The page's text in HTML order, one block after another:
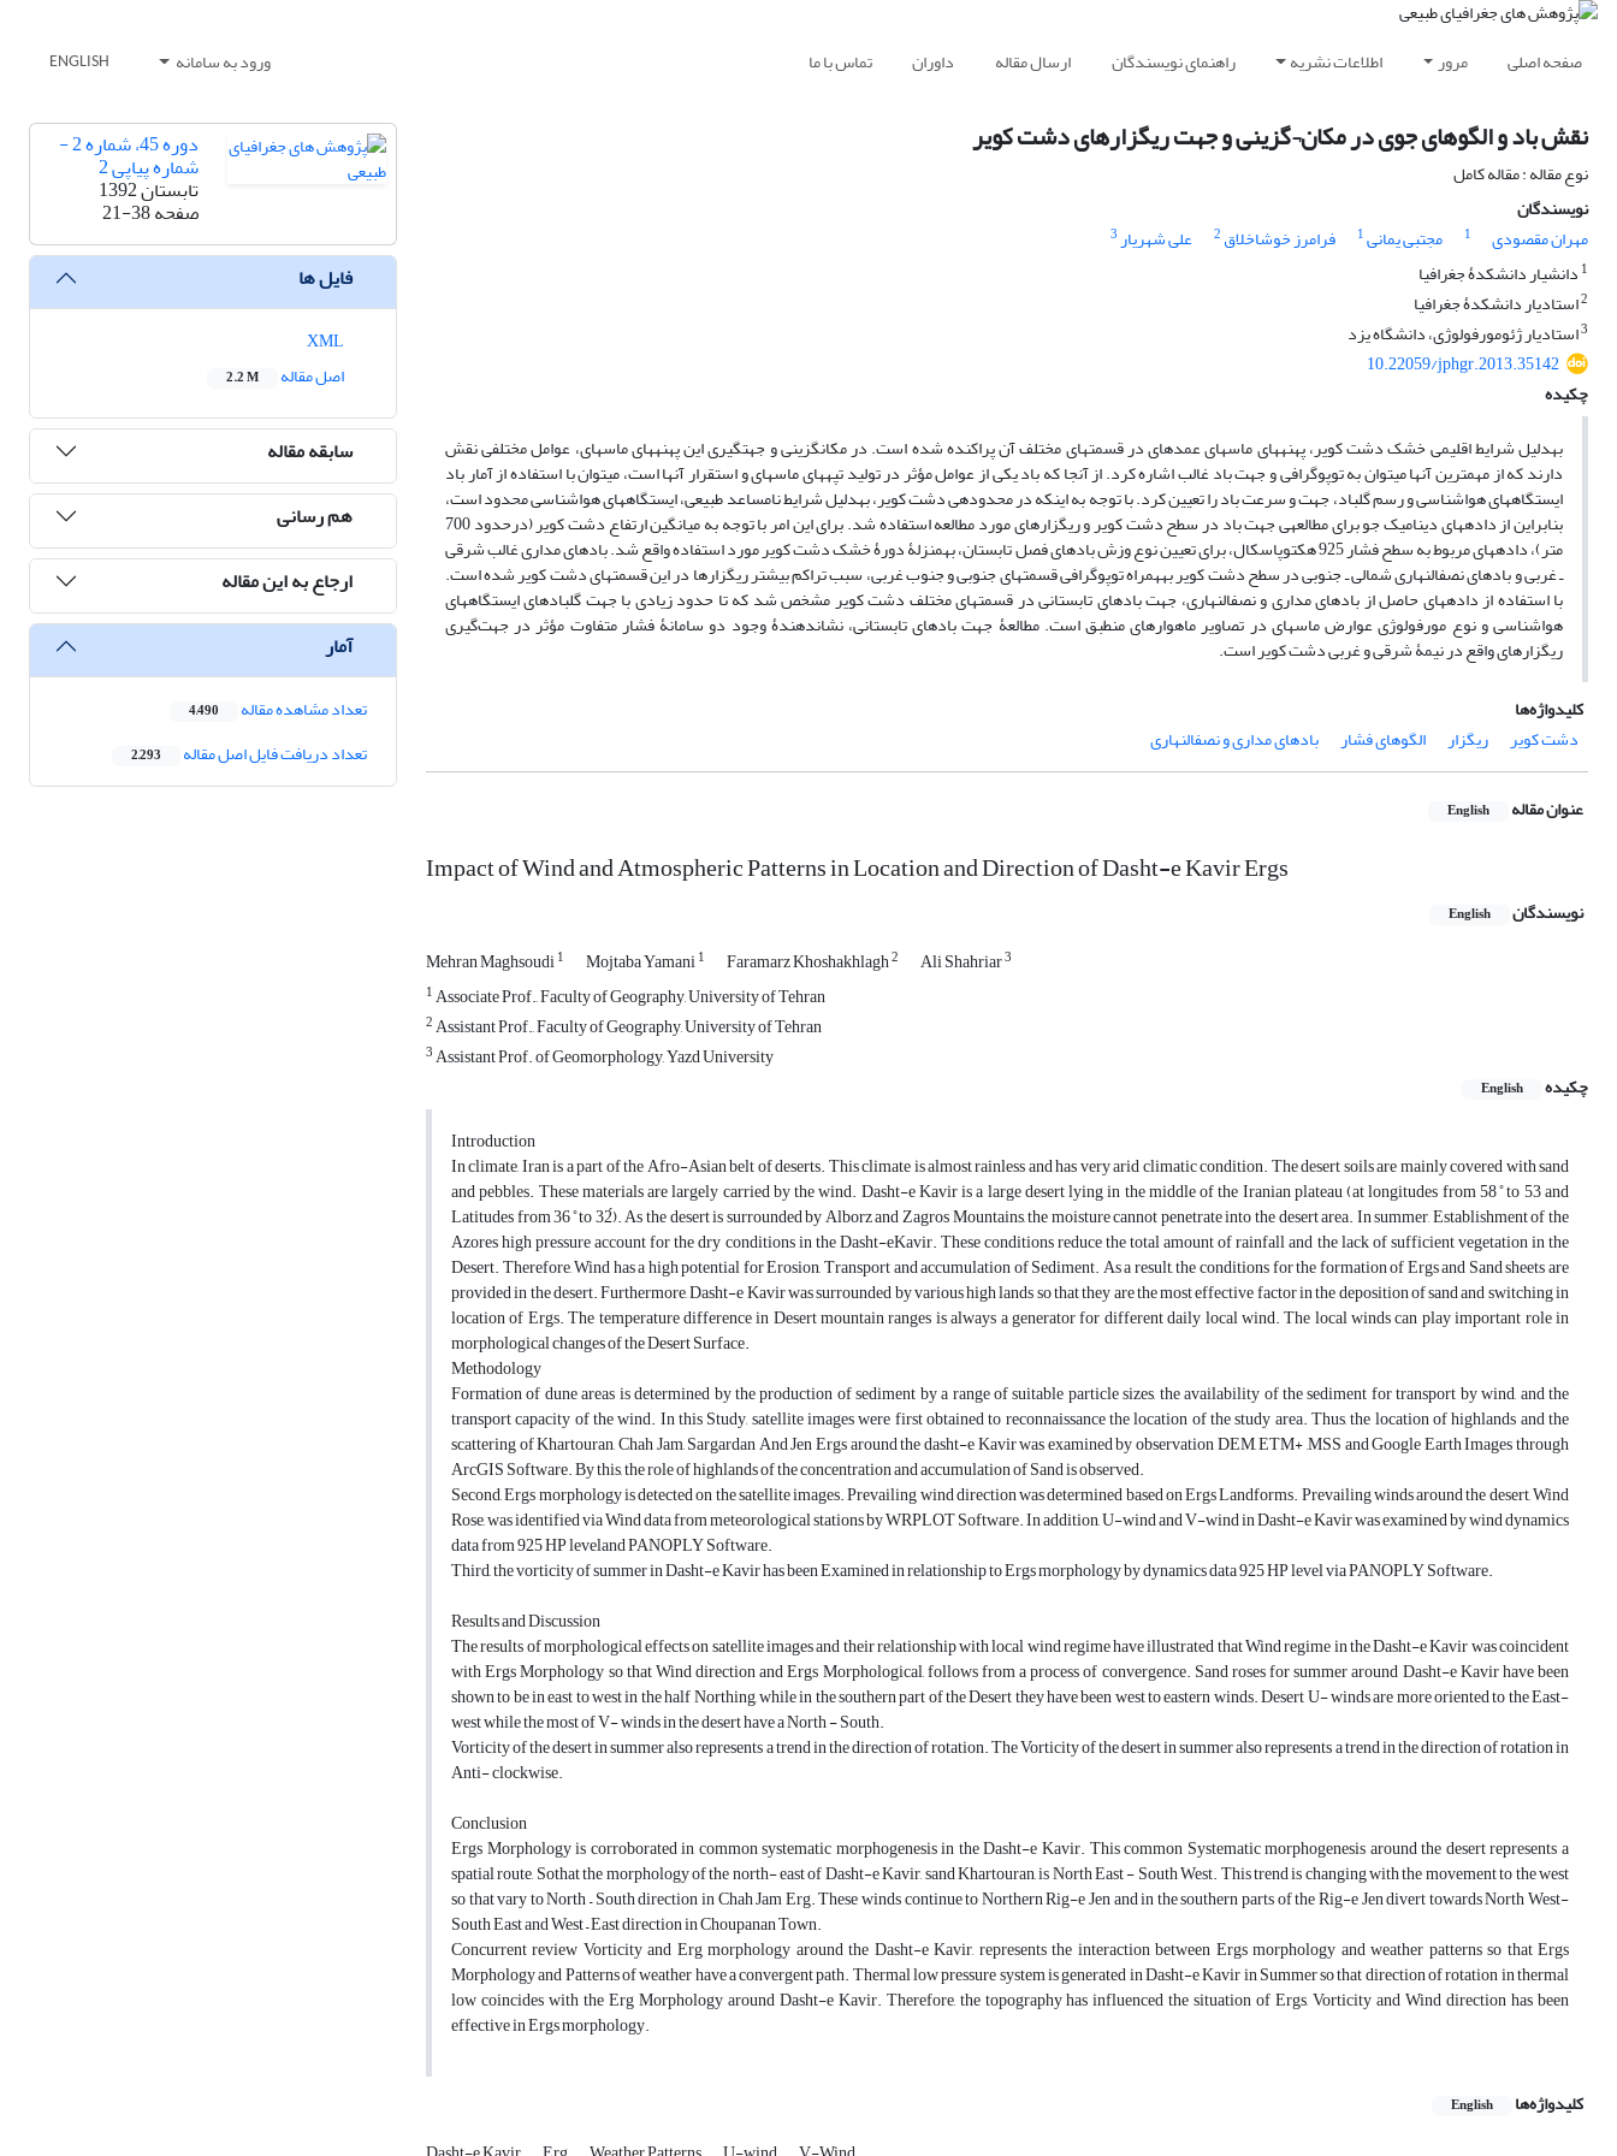
صفحه اصلی مرور اطلاعات نشریه راهنمای نویسندگان ارسال مقاله داوران تماس با ما ورود به سامانه ENGLISH
نقش باد و الگوهای جوی در مکان¬گزینی و جهت ریگزارهای دشت کویر
نوع مقاله : مقاله کامل
نویسندگان
مهران مقصودی
1 مجتبی یمانی1 فرامرز خوش‎اخلاق 2 علی شهریار3
1 دانشیار دانشکدۀ جغرافیا
2استادیار دانشکدۀ جغرافیا
3استادیار ژئومورفولوژی، دانشگاه یزد
10.22059/jphgr.2013.35142
چکیده
به‎دلیل شرایط اقلیمی خشک دشت کویر، پهنه­های ماسه­ای عمده­ای در قسمت­های مختلف آن پراکنده شده است. در مکان­گزینی و جهت­گیری این پهنه­های ماسه­ای، عوامل مختلفی نقش
دارند که از مهم‎ترین آنها می­توان به توپوگرافی و جهت باد غالب اشاره کرد. از آنجا که باد یکی از عوامل مؤثر در تولید تپه­های ماسه­ای و استقرار آنها است، می­توان با استفاده از آمار باد
ایستگاه­های هواشناسی و رسم گل­باد، جهت و سرعت باد را تعیین کرد. با توجه به اینکه در محدوده‎ی دشت کویر، به‎دلیل شرایط نامساعد طبیعی، ایستگاه­های هواشناسی محدود است،
بنابراین از داده­های دینامیک جو برای مطالعه‎ی جهت باد در سطح دشت کویر و ریگزارهای مورد مطالعه استفاده شد. برای این امر با توجه به میانگین ارتفاع دشت کویر (درحدود 700
متر)، داده­های مربوط به سطح فشار 925 هکتوپاسکال، برای تعیین نوع وزش بادهای فصل تابستان، به‎منزلۀ دورۀ خشک دشت کویر مورد استفاده واقع شد. بادهای مداری غالب شرقی
ـ غربی و بادهای نصف‎النهاری شمالی ـ جنوبی در سطح دشت کویر به‎همراه توپوگرافی قسمت‎های جنوبی و جنوب غربی، سبب تراکم بیشتر ریگزارها در این قسمت­های دشت کویر شده است.
با استفاده از داده­های حاصل از بادهای مداری و نصف‎النهاری، جهت بادهای تابستانی در قسمت‏های مختلف دشت کویر مشخص شد که تا حدود زیادی با جهت گل‏بادهای ایستگاه‏های
هواشناسی و نوع مورفولوژی عوارض ماسه­ای در تصاویر ماهواره‏ای منطبق است. مطالعۀ جهت بادهای تابستانی، نشان‎دهندۀ وجود دو سامانۀ فشار متفاوت مؤثر در جهت‌گیری
ریگزارهای واقع در نیمۀ شرقی و غربی دشت کویر است.
کلیدواژه‌ها
دشت کویر
ریگزار الگوهای فشار بادهای مداری و نصف‎النهاری
عنوان مقاله English
Impact of Wind and Atmospheric Patterns in Location and Direction of Dasht-e Kavir Ergs
نویسندگان English
Mehran Maghsoudi1 Mojtaba Yamani1 Faramarz Khoshakhlagh2 Ali Shahriar3
1Associate Prof., Faculty of Geography, University of Tehran
2Assistant Prof., Faculty of Geography, University of Tehran
3Assistant Prof. of Geomorphology, Yazd University
چکیده
English
Introduction
In climate, Iran is a part of the Afro-Asian belt of deserts. This climate is almost rainless and has very arid climatic condition. The desert soils are mainly covered with sand
and pebbles. These materials are largely carried by the wind. Dasht-e Kavir is a large desert lying in the middle of the Iranian plateau (at longitudes from 58 ̊ to 53 and
Latitudes from 36 ̊ to 32́). As the desert is surrounded by Alborz and Zagros Mountains, the moisture cannot penetrate into the desert area. In summer, Establishment of the
Azores high pressure account for the dry conditions in the Dasht-eKavir. These conditions reduce the total amount of rainfall and the lack of sufficient vegetation in the
Desert. Therefore, Wind has a high potential for Erosion, Transport and accumulation of Sediment. As a result, the conditions for the formation of Ergs and Sand sheets are
provided in the desert. Furthermore, Dasht-e Kavir was surrounded by various high lands so that they are the most effective factor in the deposition of sand and switching in
location of Ergs. The temperature difference in Desert mountain ranges is always a generator for different daily local wind. The local winds can play important role in
morphological changes of the Desert Surface.
Methodology
Formation of dune areas is determined by the production of sediment by a range of suitable particle sizes, the availability of the sediment for transport by wind, and the
transport capacity of the wind. In this Study, satellite images were first obtained to reconnaissance the location of the study area. Thus, the location of highlands and the
scattering of Khartouran, Chah Jam, Sargardan And Jen Ergs around the dasht-e Kavir was examined by observation DEM, ETM+ ,MSS and Google Earth Images through
ArcGIS Software. By this, the role of highlands of the concentration and accumulation of Sand is observed.
Second, Ergs morphology is detected on the satellite images. Prevailing wind direction was determined based on Ergs Landforms. Prevailing winds around the desert, Wind
Rose, was identified via Wind data from meteorological stations by WRPLOT Software. In addition, U-wind and V-wind in Dasht-e Kavir was examined by wind dynamics
data from 925 HP leveland PANOPLY Software.
Third, the vorticity of summer in Dasht-e Kavir has been Examined in relationship to Ergs morphology by dynamics data 925 HP level via PANOPLY Software.
Results and Discussion
The results of morphological effects on satellite images and their relationship with local wind regime have illustrated that Wind regime in the Dasht-e Kavir was coincident
with Ergs Morphology so that Wind direction and Ergs Morphological, follows from a process of convergence. Sand roses for summer around Dasht-e Kavir have been
shown to be in east to west in the half Northing, while in the southern part of the Desert they have been west to eastern winds. Desert U- winds are more oriented to the East-
west while the most of V- winds in the desert have a North - South.
Vorticity of the desert in summer also represents a trend in the direction of rotation. The Vorticity of the desert in summer also represents a trend in the direction of rotation in
Anti- clockwise.
Conclusion
Ergs Morphology is corroborated in common systematic morphogenesis in the Dasht-e Kavir. This common Systematic morphogenesis around the desert represents a
spatial route, Sothat the morphology of the north- east of Dasht-e Kavir, sand Khartouran, is North East - South West. This trend is changing with the movement to the west
so that vary to North – South direction in Chah Jam Erg. These winds continue to Northern Rig-e Jen and in the southern parts of the Rig-e Jen divert towards North West-
South East and West – East direction in Choupanan Town.
Concurrent review Vorticity and Erg morphology around the Dasht-e Kavir, represents the interaction between Ergs morphology and weather patterns so that Ergs
Morphology and Patterns of weather have a convergent path. Thermal low pressure system is generated in Dasht-e Kavir in Summer so that direction of rotation in thermal
low coincides with the Erg Morphology around Dasht-e Kavir. Therefore, the topography has influenced the situation of Ergs, Vorticity and Wind direction has been
effective in Ergs morphology.
کلیدواژه‌ها English
دوره 45، شماره 2 -
شماره پیاپی 2
تابستان 1392
صفحه21-38
فایل ها
اصل مقاله
2.2 M
سابقه مقاله
هم رسانی
ارجاع به این مقاله
آمار
تعداد مشاهده مقاله 4,490
تعداد دریافت فایل اصل مقاله 2,293